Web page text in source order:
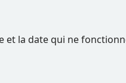
et la date qui ne